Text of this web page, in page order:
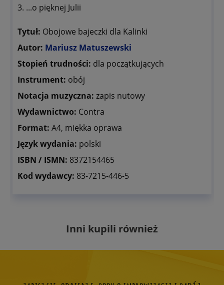
3. ...o pięknej Julii
Tytuł: Obojowe bajeczki dla Kalinki
Autor: Mariusz Matuszewski
Stopień trudności: dla początkujących
Instrument: obój
Notacja muzyczna: zapis nutowy
Wydawnictwo: Contra
Format: A4, miękka oprawa
Język wydania: polski
ISBN / ISMN: 8372154465
Kod wydawcy: 83-7215-446-5
Inni kupili również